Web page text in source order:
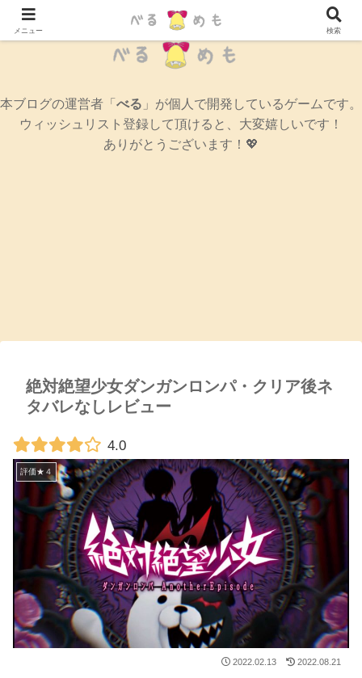
辛口女性ゲームブログ
本ブログの運営者「 べる 」が個人で開発しているゲームです。
ウィッシュリスト登録して頂けると、大変嬉しいです！
ありがとうございます！💖
絶対絶望少女ダンガンロンパ・クリア後ネ
タバレなしレビュー
4.0
評価★４
2022.02.13 2022.08.21
メニュー 検索